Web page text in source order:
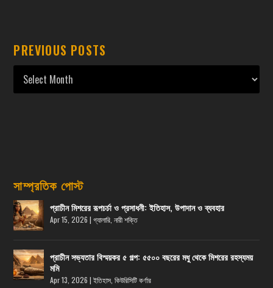
PREVIOUS POSTS
সাম্প্রতিক পোস্ট
প্রাচীন মিশরের রূপচর্চা ও প্রসাধনী: ইতিহাস, উপাদান ও ব্যবহার
Apr 15, 2026 |গ্যালারি ,নারী শক্তি
প্রাচীন সভ্যতার বিস্ময়কর ৫ গল্প: ৫৫০০ বছরের মধু থেকে মিশরের রহস্যময়
মমি
Apr 13, 2026 |ইতিহাস ,কিউরিসিটি কর্ণার